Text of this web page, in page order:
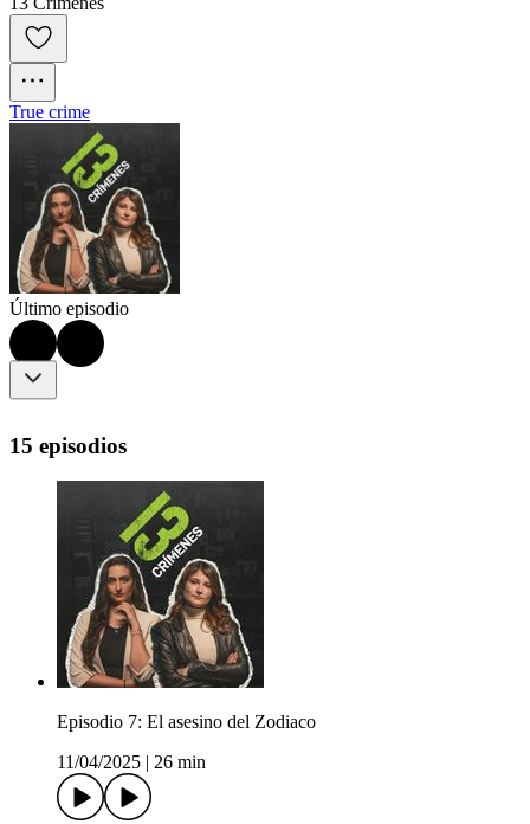
True crime
Último episodio
15 episodios
Episodio 7: El asesino del Zodiaco
11/04/2025
26 min